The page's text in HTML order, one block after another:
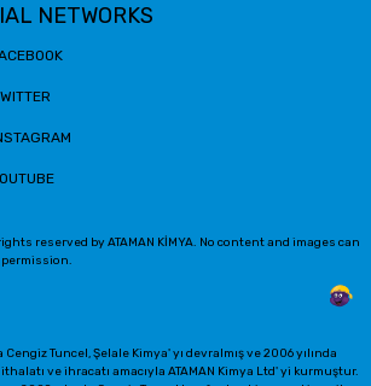
NETWORKS
reserved by ATAMAN KİMYA. No content and images can
permission.
Cengiz Tuncel, Şelale Kimya' yı devralmış ve 2006 yılında
ve ihracatı amacıyla ATAMAN Kimya Ltd' yi kurmuştur.